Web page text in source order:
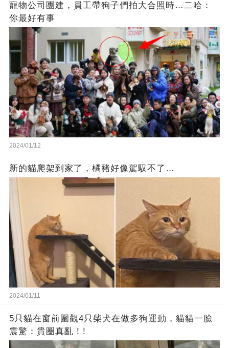
寵物公司團建，員工帶狗子們拍大合照時…二哈：
你最好有事
2024/01/12
新的貓爬架到家了，橘豬好像駕馭不了…
2024/01/11
5只貓在窗前圍觀4只柴犬在做多狗運動，貓貓一臉
震驚：貴圈真亂！!